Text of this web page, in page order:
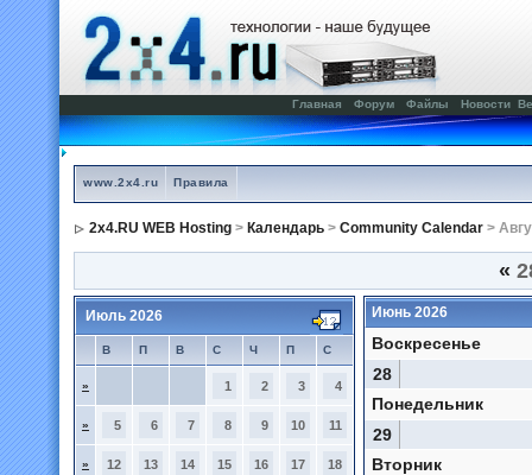
Главная Форум Файлы Новости
www.2x4.ru Правила
2x4.RU WEB Hosting > Календарь > Community Calendar >
«
Июль 2026
В П В С Ч П С
» 1 2 3 4
» 5 6 7 8 9 10 11
» 12 13 14 15 16 17 18
Июнь 2026
Воскресенье
28
Понедельник
29
Вторник